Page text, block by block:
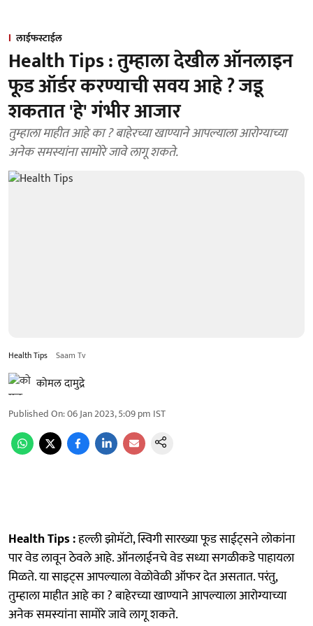
लाईफस्टाईल
Health Tips : तुम्हाला देखील ऑनलाइन
फूड ऑर्डर करण्याची सवय आहे ? जडू
शकतात 'हे' गंभीर आजार
तुम्हाला माहीत आहे का ? बाहेरच्या खाण्याने आपल्याला आरोग्याच्या
अनेक समस्यांना सामोरे जावे लागू शकते.
Health Tips Saam Tv
कोमल दामुद्रे
Published On:06 Jan 2023, 5:09 pm IST
Health Tips :हल्ली झोमॅटो, स्विगी सारख्या फूड साईट्सने लोकांना
पार वेड लावून ठेवले आहे. ऑनलाईनचे वेड सध्या सगळीकडे पाहायला
मिळते. या साइट्स आपल्याला वेळोवेळी ऑफर देत असतात. परंतु,
तुम्हाला माहीत आहे का ? बाहेरच्या खाण्याने आपल्याला आरोग्याच्या
अनेक समस्यांना सामोरे जावे लागू शकते.